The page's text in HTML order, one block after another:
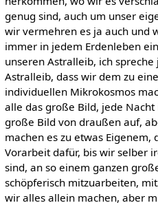
genug sind, auch um unser
wir vermehren es ja auch und
immer in jedem Erdenleben
unseren Astralleib, ich
Astralleib, dass wir dem zu
individuellen Mikrokosmos
alle das große Bild, jede
große Bild von draußen auf,
machen es zu etwas
Vorarbeit dafür, bis wir selber
sind, an so einem ganzen
schöpferisch mitzuarbeiten,
wir alles allein machen, aber